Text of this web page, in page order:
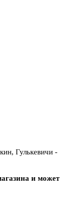
Гулькевичи -
и может